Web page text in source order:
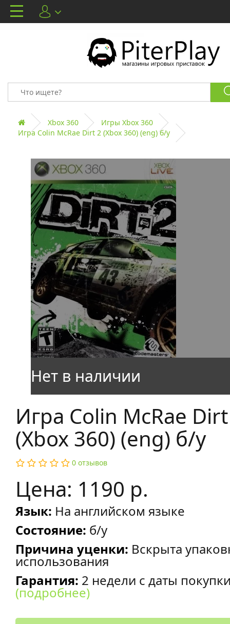
Xbox 360
Игры Xbox 360
Игра Colin McRae Dirt 2 (Xbox 360) (eng) б/у
Игра Colin McRae
(Xbox 360) (eng) б/у
0 отзывов
Цена: 1190 р.
Язык: На английском языке
Состояние: б/у
Причина уценки: Вскрыта
использования
Гарантия: 2 недели с даты
(подробнее)